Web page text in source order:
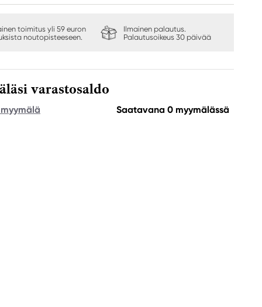
toimitus yli 59 euron
noutopisteeseen.
Ilmainen palautus.
Palautusoikeus 30 päivää
varastosaldo
Saatavana 0 myymälässä